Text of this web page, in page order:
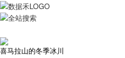
喜马拉山的冬季冰川